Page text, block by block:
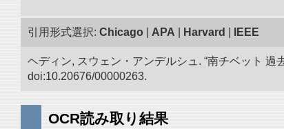
引用形式選択: Chicago APA Harvard IEEE
ヘディン, スウェン・アンデルシュ. “南チベット
doi:10.20676/00000263.
OCR読み取り結果